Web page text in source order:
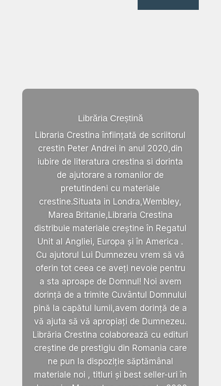
Librăria Creștină
Libraria Crestina înființată de scriitorul
crestin Peter Andrei in anul 2020,din
iubire de literatura crestina si dorinta
de ajutorare a romanilor de
pretutindeni cu materiale
crestine.Situata in Londra,Wembley,
Marea Britanie,Libraria Crestina
distribuie materiale creștine în Regatul
Unit al Angliei, Europa și în America .
Cu ajutorul Lui Dumnezeu vrem să vă
oferin tot ceea ce aveți nevoie pentru
a sta aproape de Domnul! Noi avem
dorință de a trimite Cuvântul Domnului
pină la capătul lumii,avem dorință de a
vă ajuta să vă apropiați de Dumnezeu.
Librăria Crestina colaborează cu edituri
creștine de prestigiu din Romania care
ne pun la dispoziție săptămânal
materiale noi , titluri și best seller-uri în